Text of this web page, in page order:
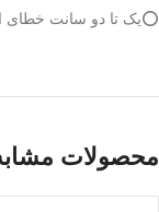
⭕️یک تا دو سانت خطای
محصولات